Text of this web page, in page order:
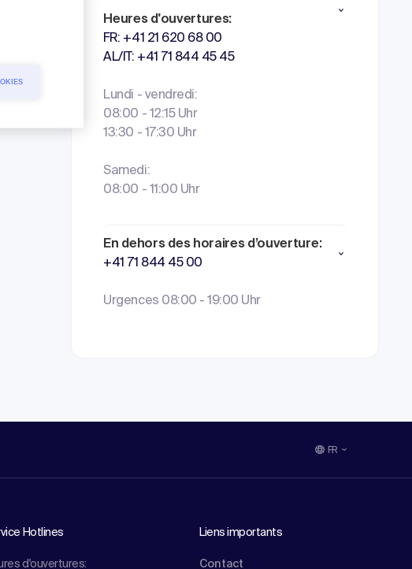
Heures d'ouvertures:
FR: +41 21 620 68 00
AL/IT: +41 71 844 45 45
Lundi - vendredi:
08:00 - 12:15 Uhr
13:30 - 17:30 Uhr
Samedi:
08:00 - 11:00 Uhr
En dehors des horaires d’ouverture:
+41 71 844 45 00
Urgences 08:00 - 19:00 Uhr
FR
Hotlines
d'ouvertures:
Liens importants
Contact